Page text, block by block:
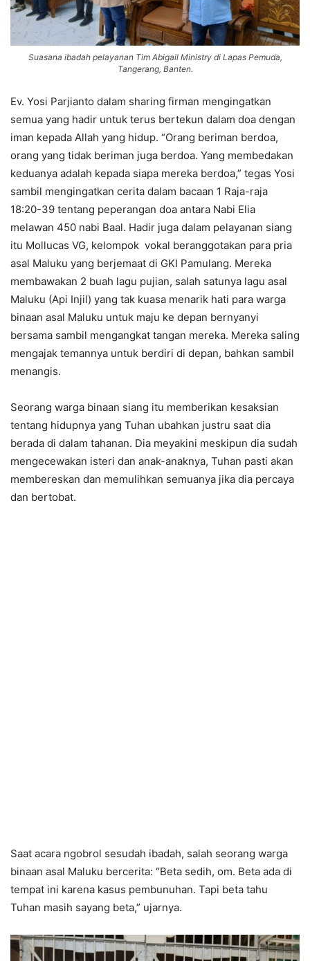
Suasana ibadah pelayanan Tim Abigail Ministry di Lapas Pemuda,
Tangerang, Banten.
Ev. Yosi Parjianto dalam sharing firman mengingatkan
semua yang hadir untuk terus bertekun dalam doa dengan
iman kepada Allah yang hidup. “Orang beriman berdoa,
orang yang tidak beriman juga berdoa. Yang membedakan
keduanya adalah kepada siapa mereka berdoa,” tegas Yosi
sambil mengingatkan cerita dalam bacaan 1 Raja-raja
18:20-39 tentang peperangan doa antara Nabi Elia
melawan 450 nabi Baal. Hadir juga dalam pelayanan siang
itu Mollucas VG, kelompok vokal beranggotakan para pria
asal Maluku yang berjemaat di GKI Pamulang. Mereka
membawakan 2 buah lagu pujian, salah satunya lagu asal
Maluku (Api Injil) yang tak kuasa menarik hati para warga
binaan asal Maluku untuk maju ke depan bernyanyi
bersama sambil mengangkat tangan mereka. Mereka saling
mengajak temannya untuk berdiri di depan, bahkan sambil
menangis.
Seorang warga binaan siang itu memberikan kesaksian
tentang hidupnya yang Tuhan ubahkan justru saat dia
berada di dalam tahanan. Dia meyakini meskipun dia sudah
mengecewakan isteri dan anak-anaknya, Tuhan pasti akan
membereskan dan memulihkan semuanya jika dia percaya
dan bertobat.
Saat acara ngobrol sesudah ibadah, salah seorang warga
binaan asal Maluku bercerita: “Beta sedih, om. Beta ada di
tempat ini karena kasus pembunuhan. Tapi beta tahu
Tuhan masih sayang beta,” ujarnya.